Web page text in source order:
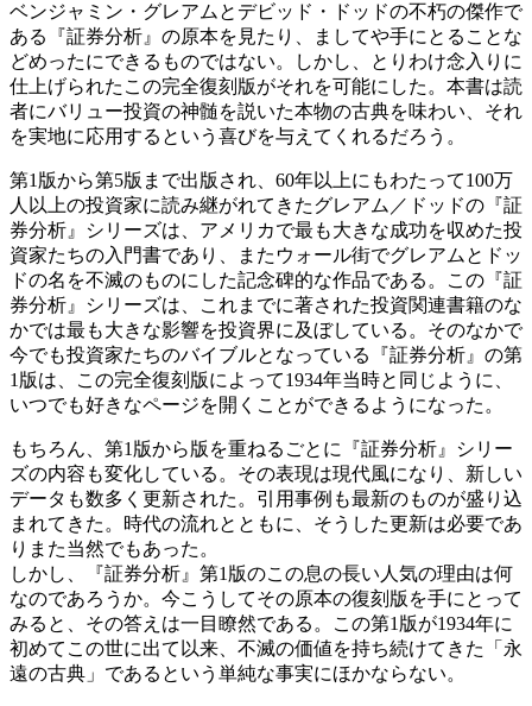
ベンジャミン・グレアムとデビッド・ドッドの不朽の傑作で
ある『証券分析』の原本を見たり、ましてや手にとることな
どめったにできるものではない。しかし、とりわけ念入りに
仕上げられたこの完全復刻版がそれを可能にした。本書は読
者にバリュー投資の神髄を説いた本物の古典を味わい、それ
を実地に応用するという喜びを与えてくれるだろう。
第1版から第5版まで出版され、60年以上にもわたって100万
人以上の投資家に読み継がれてきたグレアム／ドッドの『証
券分析』シリーズは、アメリカで最も大きな成功を収めた投
資家たちの入門書であり、またウォール街でグレアムとドッ
ドの名を不滅のものにした記念碑的な作品である。この『証
券分析』シリーズは、これまでに著された投資関連書籍のな
かでは最も大きな影響を投資界に及ぼしている。そのなかで
今でも投資家たちのバイブルとなっている『証券分析』の第
1版は、この完全復刻版によって1934年当時と同じように、
いつでも好きなページを開くことができるようになった。
もちろん、第1版から版を重ねるごとに『証券分析』シリー
ズの内容も変化している。その表現は現代風になり、新しい
データも数多く更新された。引用事例も最新のものが盛り込
まれてきた。時代の流れとともに、そうした更新は必要であ
りまた当然でもあった。
しかし、『証券分析』第1版のこの息の長い人気の理由は何
なのであろうか。今こうしてその原本の復刻版を手にとって
みると、その答えは一目瞭然である。この第1版が1934年に
初めてこの世に出て以来、不滅の価値を持ち続けてきた「永
遠の古典」であるという単純な事実にほかならない。